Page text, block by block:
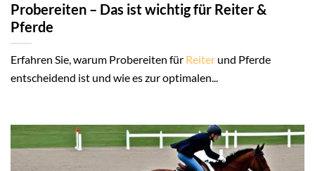
Probereiten – Das ist wichtig für Reiter &
Pferde
Erfahren Sie, warum Probereiten für Reiter und Pferde
entscheidend ist und wie es zur optimalen...